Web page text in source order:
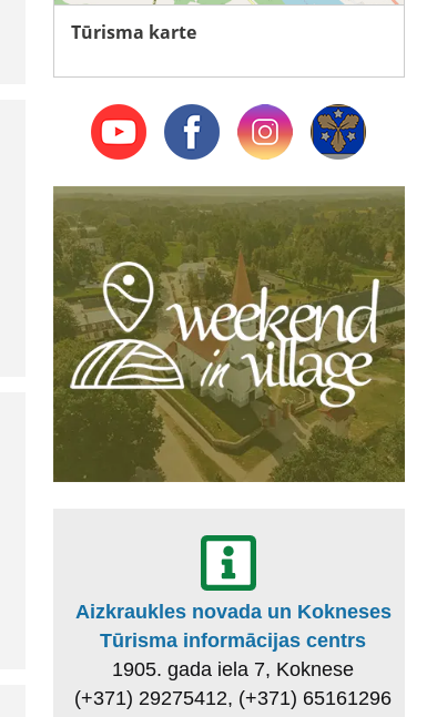
Tūrisma karte
Aizkraukles novada un Kokneses
Tūrisma informācijas centrs
1905. gada iela 7, Koknese
(+371) 29275412, (+371) 65161296